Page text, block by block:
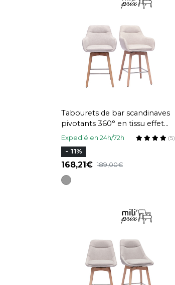
Tabourets de bar scandinaves
pivotants 360° en tissu effet
velours texturé beige et bois
clair H65 cm (lot de 2) ALESS
Expedié en 24h/72h (5)
- 11%
168,21 189,00